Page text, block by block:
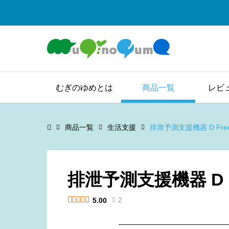
むぎのゆめとは 商品一覧 レビ
商品一覧 生活支援 排泄予測支援機器 D
排泄予測支援機器 D
 5.00  2